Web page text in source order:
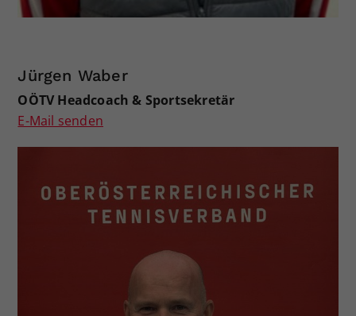
Jürgen Waber
OÖTV Headcoach & Sportsekretär
E-Mail senden